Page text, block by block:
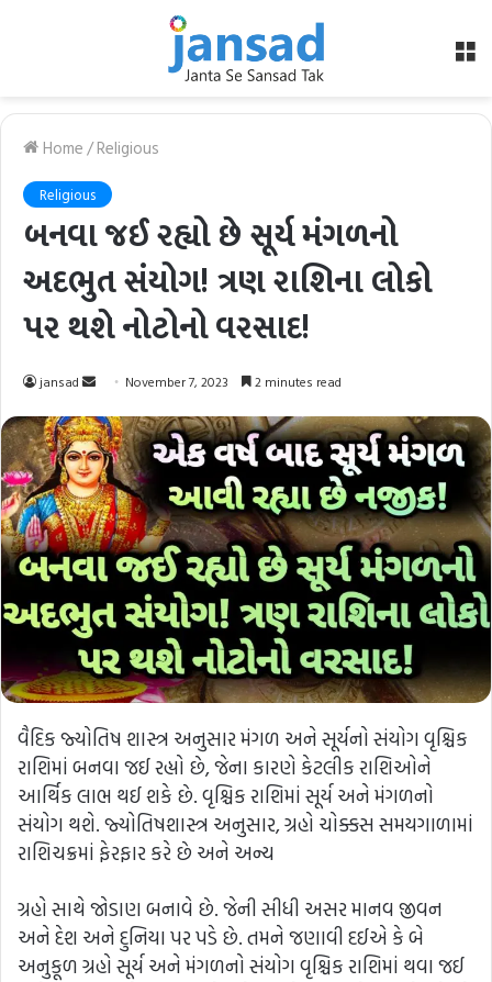
Home/Religious
Religious
બનવા જઈ રહ્યો છે સૂર્ય મંગળનો
અદભુત સંયોગ! ત્રણ રાશિના લોકો
પર થશે નોટોનો વરસાદ!
jansad
Send
email
November 7, 2023 2 minutes read
વૈદિક જ્યોતિષ શાસ્ત્ર અનુસાર મંગળ અને સૂર્યનો સંયોગ વૃશ્ચિક
રાશિમાં બનવા જઈ રહ્યો છે, જેના કારણે કેટલીક રાશિઓને
આર્થિક લાભ થઈ શકે છે. વૃશ્ચિક રાશિમાં સૂર્ય અને મંગળનો
સંયોગ થશે. જ્યોતિષશાસ્ત્ર અનુસાર, ગ્રહો ચોક્કસ સમયગાળામાં
રાશિચક્રમાં ફેરફાર કરે છે અને અન્ય
ગ્રહો સાથે જોડાણ બનાવે છે. જેની સીધી અસર માનવ જીવન
અને દેશ અને દુનિયા પર પડે છે. તમને જણાવી દઈએ કે બે
અનુકૂળ ગ્રહો સૂર્ય અને મંગળનો સંયોગ વૃશ્ચિક રાશિમાં થવા જઈ